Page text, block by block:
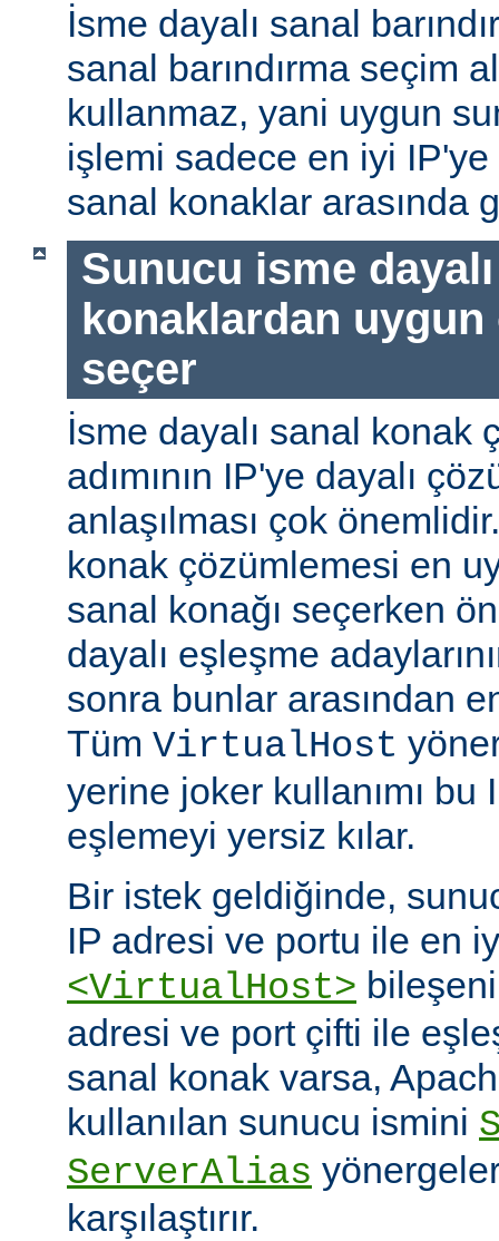
İsme dayalı sanal
sanal barındırma seçim
kullanmaz, yani uygun
işlemi sadece en iyi
sanal konaklar arasında
Sunucu isme
konaklardan uygun
seçer
İsme dayalı sanal konak
adımının IP'ye dayalı
anlaşılması çok
konak çözümlemesi en
sanal konağı seçerken
dayalı eşleşme
sonra bunlar arasından
Tüm VirtualHost
yerine joker kullanımı bu
eşlemeyi yersiz kılar.
Bir istek geldiğinde,
IP adresi ve portu ile en
<VirtualHost>
adresi ve port çifti ile
sanal konak varsa,
kullanılan sunucu ismini
ServerAlias
karşılaştırır.